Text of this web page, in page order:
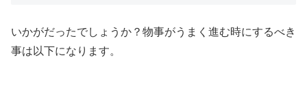
いかがだったでしょうか？物事がうまく進む時にするべき
事は以下になります。